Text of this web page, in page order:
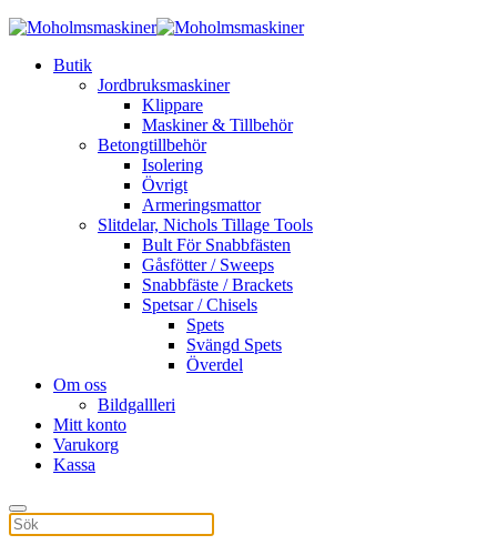
Butik
Jordbruksmaskiner
Klippare
Maskiner & Tillbehör
Betongtillbehör
Isolering
Övrigt
Armeringsmattor
Slitdelar, Nichols Tillage Tools
Bult För Snabbfästen
Gåsfötter / Sweeps
Snabbfäste / Brackets
Spetsar / Chisels
Spets
Svängd Spets
Överdel
Om oss
Bildgallleri
Mitt konto
Varukorg
Kassa